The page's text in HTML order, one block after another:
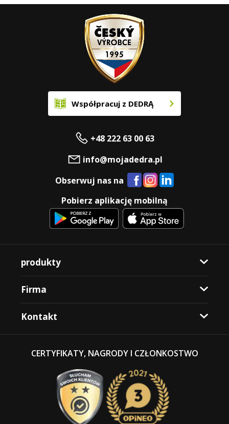
Współpracuj z DEDRĄ
+48 222 63 00 63
info@mojadedra.pl
Obserwuj nas na
Pobierz aplikację mobilną
produkty
Firma
Kontakt
CERTYFIKATY, NAGRODY I CZŁONKOSTWO